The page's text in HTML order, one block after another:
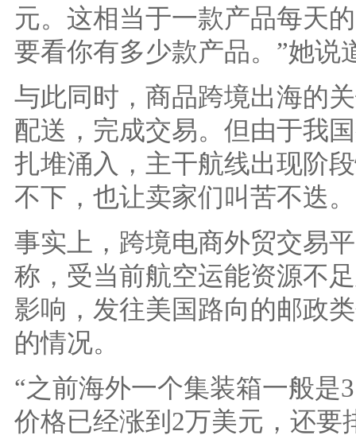
元。这相当于一款产品每天
要看你有多少款产品。”她说
与此同时，商品跨境出海的
配送，完成交易。但由于我
扎堆涌入，主干航线出现阶
不下，也让卖家们叫苦不迭。
事实上，跨境电商外贸交易
称，受当前航空运能资源不
影响，发往美国路向的邮政
的情况。
“之前海外一个集装箱一般是
价格已经涨到2万美元，还要